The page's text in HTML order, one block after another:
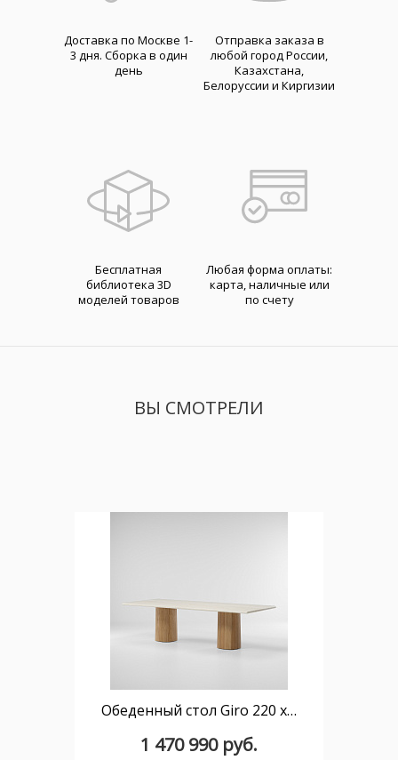
Доставка по Москве 1-
3 дня. Cборка в один
день
Отправка заказа в
любой город России,
Казахстана,
Белоруссии и Киргизии
Бесплатная
библиотека 3D
моделей товаров
Любая форма оплаты:
карта, наличные или
по счету
ВЫ СМОТРЕЛИ
Обеденный стол Giro 220 x108 KS7401500 травертин
1 470 990 руб.